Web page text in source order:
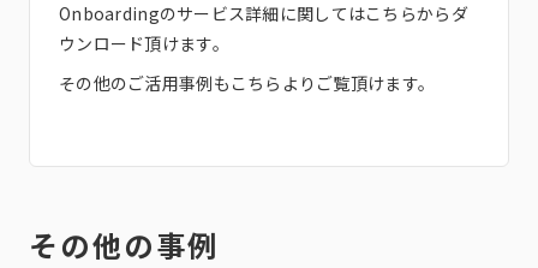
Onboardingのサービス詳細に関してはこちらからダ
ウンロード頂けます。
その他のご活用事例も こちら よりご覧頂けます。
その他の事例